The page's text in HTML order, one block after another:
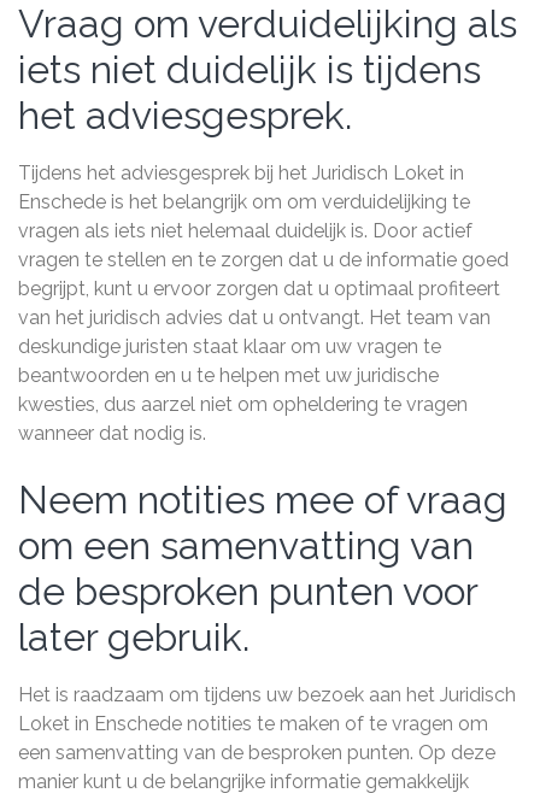
Vraag om verduidelijking als
iets niet duidelijk is tijdens
het adviesgesprek.
Tijdens het adviesgesprek bij het Juridisch Loket in
Enschede is het belangrijk om om verduidelijking te
vragen als iets niet helemaal duidelijk is. Door actief
vragen te stellen en te zorgen dat u de informatie goed
begrijpt, kunt u ervoor zorgen dat u optimaal profiteert
van het juridisch advies dat u ontvangt. Het team van
deskundige juristen staat klaar om uw vragen te
beantwoorden en u te helpen met uw juridische
kwesties, dus aarzel niet om opheldering te vragen
wanneer dat nodig is.
Neem notities mee of vraag
om een samenvatting van
de besproken punten voor
later gebruik.
Het is raadzaam om tijdens uw bezoek aan het Juridisch
Loket in Enschede notities te maken of te vragen om
een samenvatting van de besproken punten. Op deze
manier kunt u de belangrijke informatie gemakkelijk